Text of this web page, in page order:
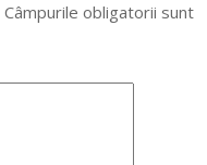
Câmpurile obligatorii sunt